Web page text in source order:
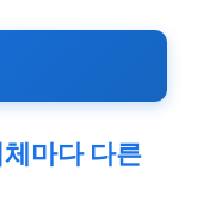
마다 다른